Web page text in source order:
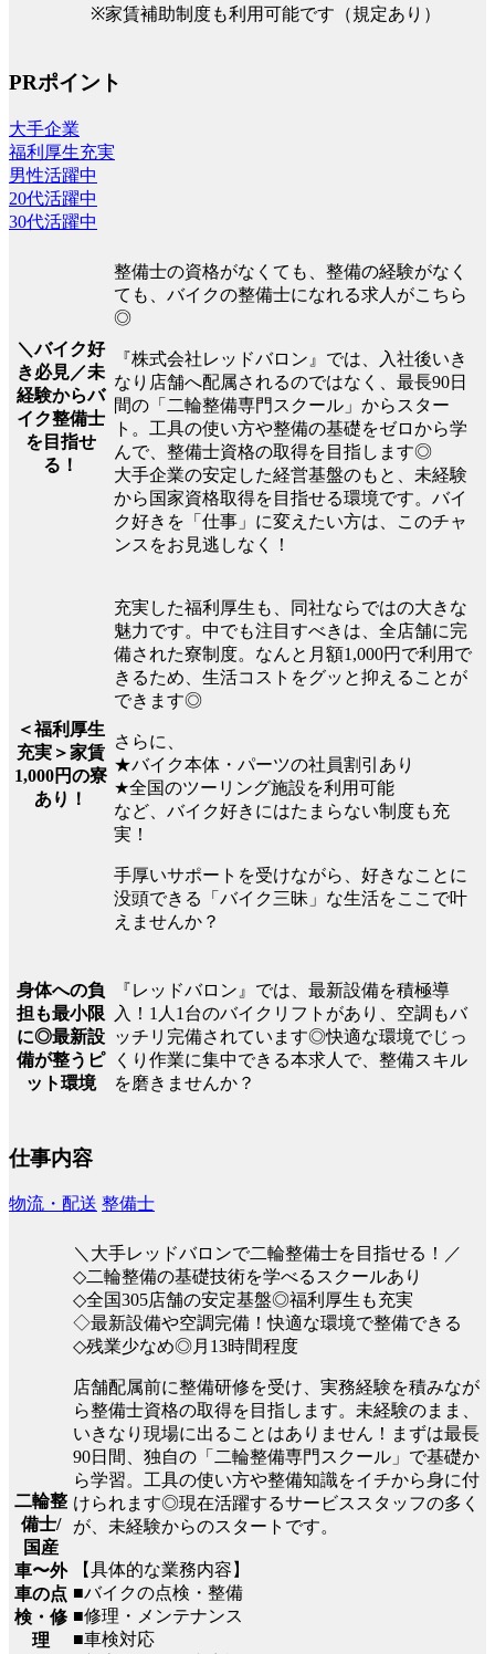
※家賃補助制度も利用可能です（規定あり）
PRポイント
大手企業
福利厚生充実
男性活躍中
20代活躍中
30代活躍中
＼バイク好
き必見／未
経験からバ
イク整備士
を目指せ
る！
整備士の資格がなくても、整備の経験がなく
ても、バイクの整備士になれる求人がこちら
◎
『株式会社レッドバロン』では、入社後いき
なり店舗へ配属されるのではなく、最長90日
間の「二輪整備専門スクール」からスター
ト。工具の使い方や整備の基礎をゼロから学
んで、整備士資格の取得を目指します◎
大手企業の安定した経営基盤のもと、未経験
から国家資格取得を目指せる環境です。バイ
ク好きを「仕事」に変えたい方は、このチャ
ンスをお見逃しなく！
＜福利厚生
充実＞家賃
1,000円の寮
あり！
充実した福利厚生も、同社ならではの大きな
魅力です。中でも注目すべきは、全店舗に完
備された寮制度。なんと月額1,000円で利用で
きるため、生活コストをグッと抑えることが
できます◎
さらに、
★バイク本体・パーツの社員割引あり
★全国のツーリング施設を利用可能
など、バイク好きにはたまらない制度も充
実！
手厚いサポートを受けながら、好きなことに
没頭できる「バイク三昧」な生活をここで叶
えませんか？
身体への負
担も最小限
に◎最新設
備が整うピ
ット環境
『レッドバロン』では、最新設備を積極導
入！1人1台のバイクリフトがあり、空調もバ
ッチリ完備されています◎快適な環境でじっ
くり作業に集中できる本求人で、整備スキル
を磨きませんか？
仕事内容
物流・配送 整備士
二輪整
備士/
国産
車〜外
車の点
検・修
理
＼大手レッドバロンで二輪整備士を目指せる！／
◇二輪整備の基礎技術を学べるスクールあり
◇全国305店舗の安定基盤◎福利厚生も充実
◇最新設備や空調完備！快適な環境で整備できる
◇残業少なめ◎月13時間程度
店舗配属前に整備研修を受け、実務経験を積みなが
ら整備士資格の取得を目指します。未経験のまま、
いきなり現場に出ることはありません！まずは最長
90日間、独自の「二輪整備専門スクール」で基礎か
ら学習。工具の使い方や整備知識をイチから身に付
けられます◎現在活躍するサービススタッフの多く
が、未経験からのスタートです。
【具体的な業務内容】
■バイクの点検・整備
■修理・メンテナンス
■車検対応